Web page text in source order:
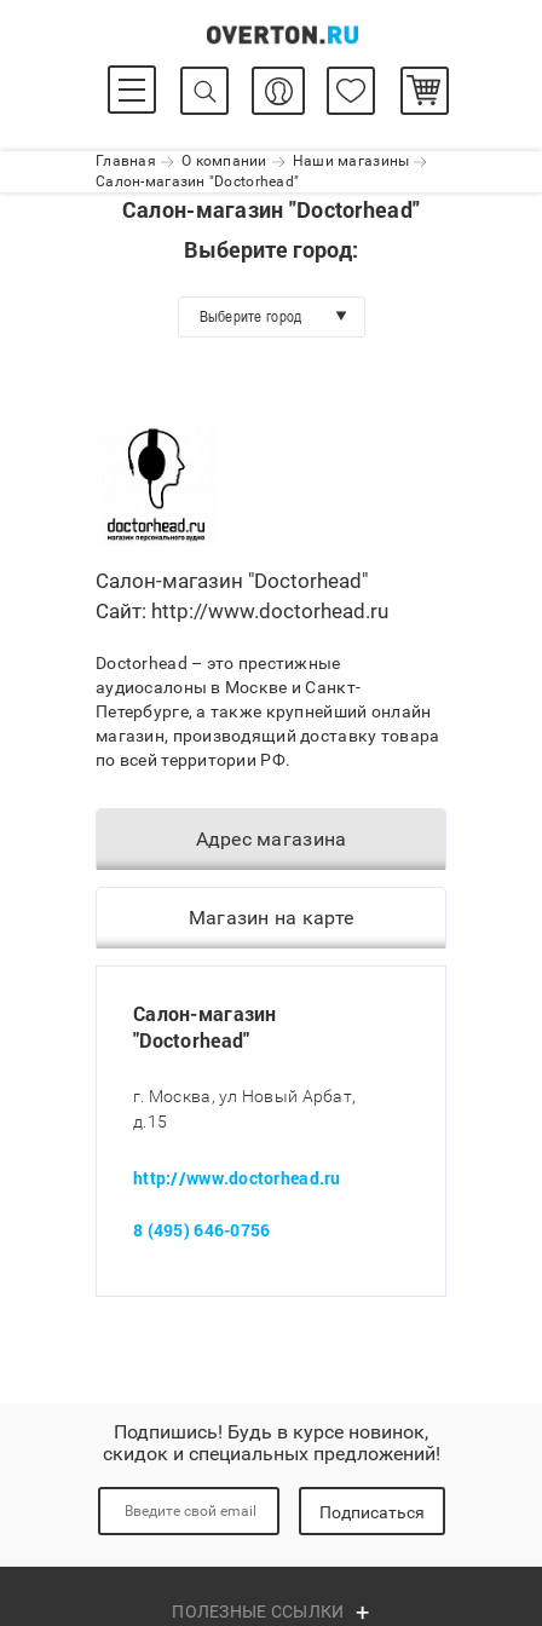
Главная О компании
Наши магазины
Салон-магазин "Doctorhead"
Салон-магазин "Doctorhead"
Выберите город:
Выберите город
Салон-магазин "Doctorhead"
Сайт: http://www.doctorhead.ru
Doctorhead – это престижные
аудиосалоны в Москве и Санкт-
Петербурге, а также крупнейший онлайн
магазин, производящий доставку товара
по всей территории РФ.
Адрес магазина
Магазин на карте
Салон-магазин
"Doctorhead"
г. Москва, ул Новый Арбат,
д.15
http://www.doctorhead.ru
8 (495) 646-0756
Подпишись! Будь в курсе новинок,
скидок и специальных предложений!
Подписаться
ПОЛЕЗНЫЕ ССЫЛКИ